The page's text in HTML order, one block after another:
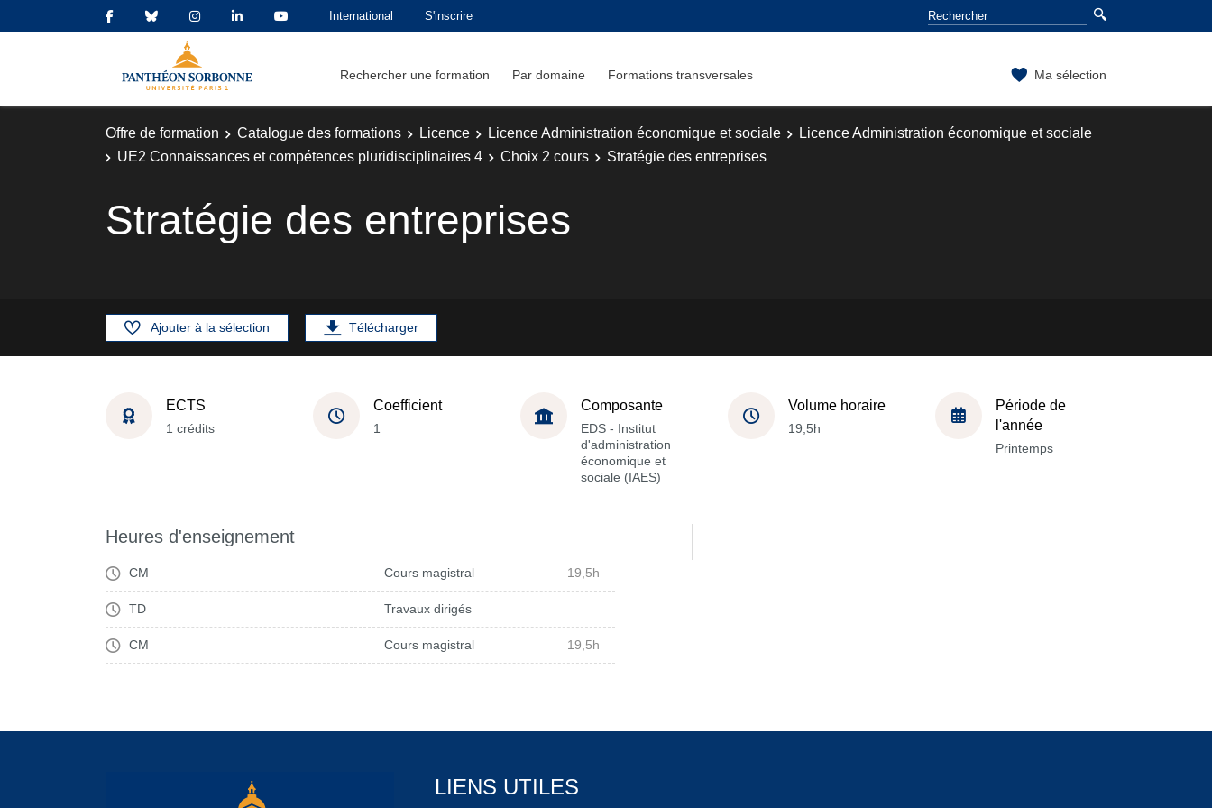
International S'inscrire
Rechercher une formation Par domaine Formations transversales Ma sélection
Offre de formation Catalogue des formations Licence Licence Administration économique et sociale
Licence Administration économique et sociale
UE2 Connaissances et compétences pluridisciplinaires 4
Choix 2 cours Stratégie des entreprises
Stratégie des entreprises
Ajouter à la sélection Télécharger
ECTS
1 crédits
Coefficient
1
Composante
EDS - Institut
d'administration
économique et
sociale (IAES)
Volume horaire
19,5h
Période de
l'année
Printemps
Heures d'enseignement
CM Cours magistral 19,5h
TD Travaux dirigés
CM Cours magistral 19,5h
LIENS UTILES